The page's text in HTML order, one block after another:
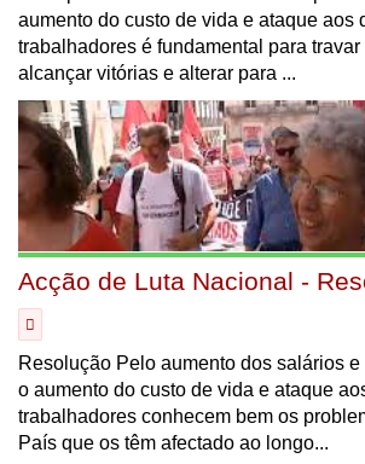
aumento do custo de vida e ataque aos
trabalhadores é fundamental para travar
alcançar vitórias e alterar para ...
Acção de Luta Nacional -
Resolução Pelo aumento dos salários
o aumento do custo de vida e ataque
trabalhadores conhecem bem os
País que os têm afectado ao longo...